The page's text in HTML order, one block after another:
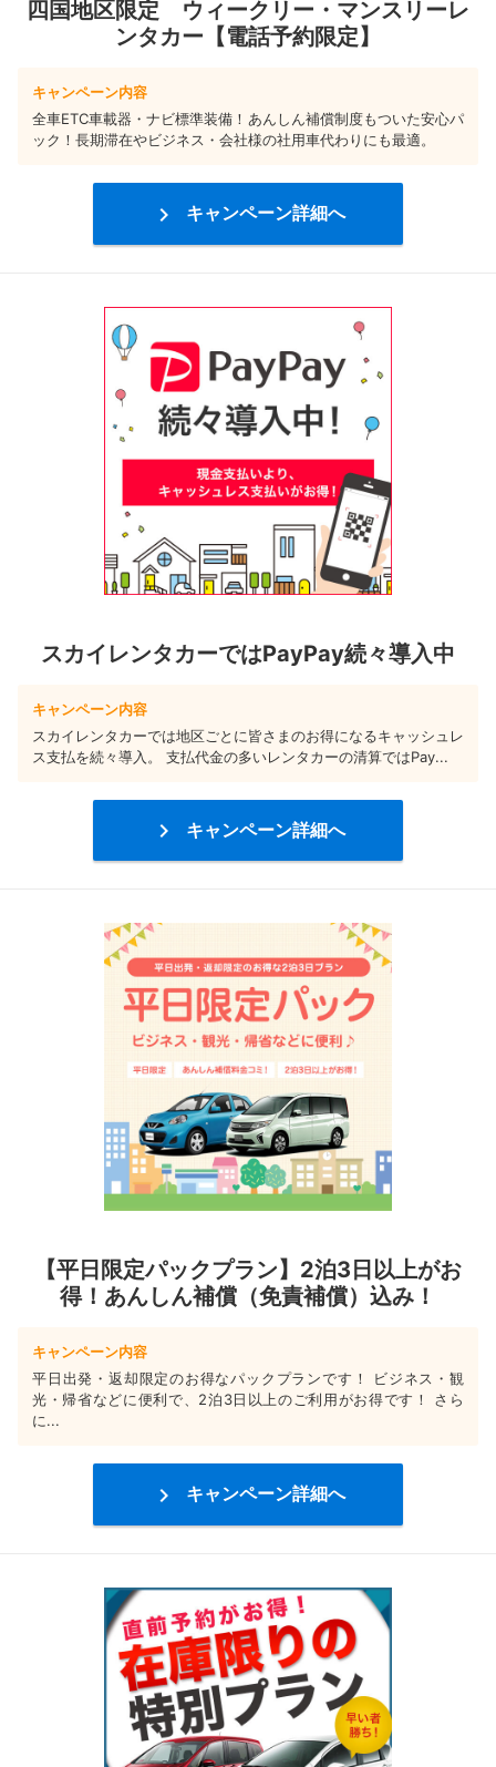
四国地区限定 ウィークリー・マンスリーレ
ンタカー【電話予約限定】
キャンペーン内容
全車ETC車載器・ナビ標準装備！あんしん補償制度もついた安心パ
ック！長期滞在やビジネス・会社様の社用車代わりにも最適。
 キャンペーン詳細へ
スカイレンタカーではPayPay続々導入中
キャンペーン内容
スカイレンタカーでは地区ごとに皆さまのお得になるキャッシュレ
ス支払を続々導入。 支払代金の多いレンタカーの清算ではPay...
 キャンペーン詳細へ
【平日限定パックプラン】2泊3日以上がお
得！あんしん補償（免責補償）込み！
キャンペーン内容
平日出発・返却限定のお得なパックプランです！ ビジネス・観
光・帰省などに便利で、2泊3日以上のご利用がお得です！ さら
に...
 キャンペーン詳細へ